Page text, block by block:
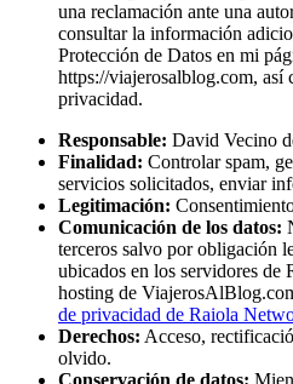
una reclamación ante una
consultar la información
Protección de Datos en mi
https://viajerosalblog.com,
privacidad.
Responsable: David Vecino
Finalidad: Controlar spam,
servicios solicitados, enviar
Legitimación:
Comunicación de los datos:
terceros salvo por obligación
ubicados en los servidores
hosting de
de privacidad de Raiola
Derechos: Acceso,
olvido.
Conservación de datos: